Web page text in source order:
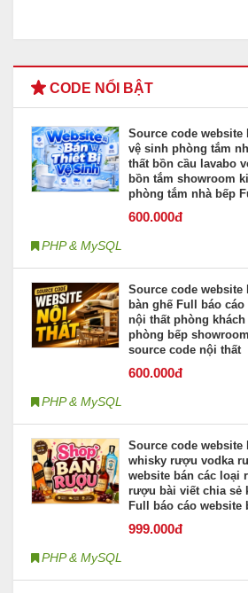
CODE NỔI BẬT
Source code
vệ sinh phòng tắm
thất bồn cầu lavabo
bồn tắm showroom
phòng tắm nhà bếp
600.000đ
PHP & MySQL
Source code
bàn ghế Full báo
nội thất phòng
phòng bếp
source code nội thất
600.000đ
PHP & MySQL
Source code
whisky rượu vodka
website bán các loại
rượu bài viết chia sẻ
Full báo cáo website
999.000đ
PHP & MySQL